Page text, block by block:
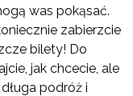
was pokąsać.
zabierzcie
bilety! Do
jak chcecie, ale
podróż i